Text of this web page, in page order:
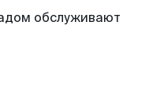
обслуживают